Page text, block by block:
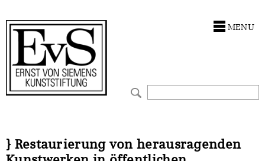
MENU
} Restaurierung von herausragenden
Förderphilosophie
Gremien
Ankauf
Restaurierungen